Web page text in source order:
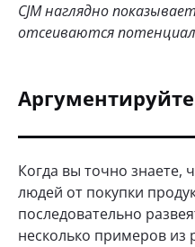
CJM наглядно
отсеиваются
Аргументируйте
Когда вы точно знаете,
людей от покупки
последовательно
несколько примеров из